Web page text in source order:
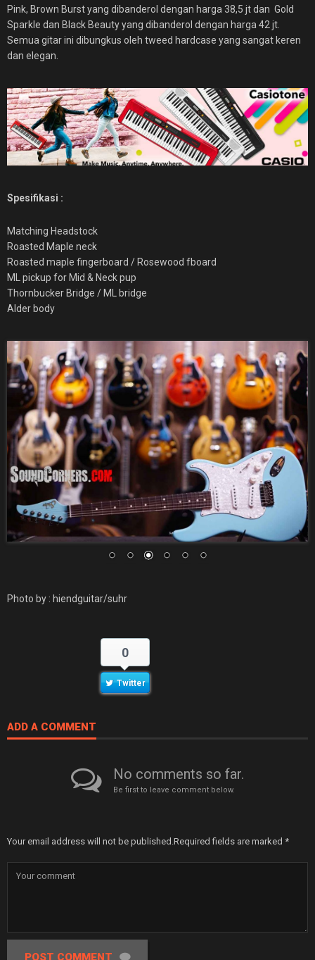
Pink, Brown Burst yang dibanderol dengan harga 38,5 jt dan Gold
Sparkle dan Black Beauty yang dibanderol dengan harga 42 jt.
Semua gitar ini dibungkus oleh tweed hardcase yang sangat keren
dan elegan.
Spesifikasi :
Matching Headstock
Roasted Maple neck
Roasted maple fingerboard / Rosewood fboard
ML pickup for Mid & Neck pup
Thornbucker Bridge / ML bridge
Alder body
Photo by : hiendguitar/suhr
0
Twitter
ADD A COMMENT
No comments so far.
Be first to leave comment below.
Your email address will not be published.Required fields are marked *
POST COMMENT